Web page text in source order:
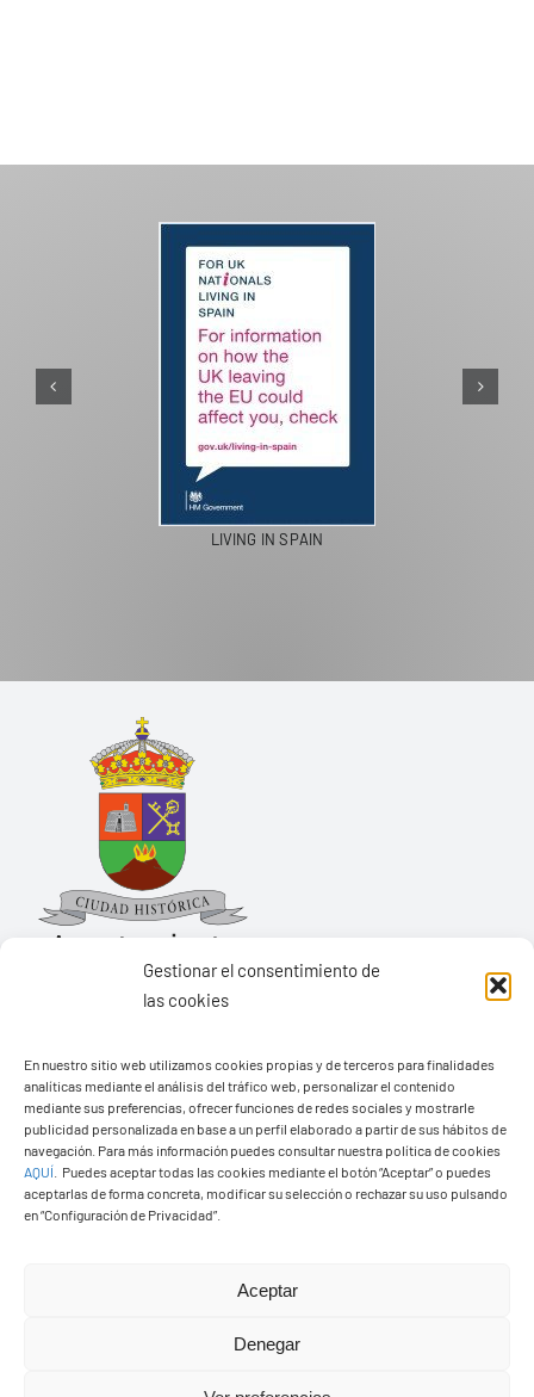
Gestionar el consentimiento de
las cookies
En nuestro sitio web utilizamos cookies propias y de terceros para finalidades
analíticas mediante el análisis del tráfico web, personalizar el contenido
mediante sus preferencias, ofrecer funciones de redes sociales y mostrarle
publicidad personalizada en base a un perfil elaborado a partir de sus hábitos de
navegación. Para más información puedes consultar nuestra política de cookies
AQUÍ
Puedes aceptar todas las cookies mediante el botón “Aceptar” o puedes
aceptarlas de forma concreta, modificar su selección o rechazar su uso pulsando
en “Configuración de Privacidad”.
Aceptar
Denegar
PASEOS EN CAMELLO
Pza. de Los Remedios, 1
35570 – Yaiza
Tel:928 83 62 20
© Copyright2026 Ayuntamiento de Yaiza - Todos los